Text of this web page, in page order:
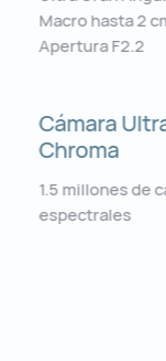
Macro hasta 2
Apertura F2.2
Cámara
Chroma
1.5 millones de
espectrales